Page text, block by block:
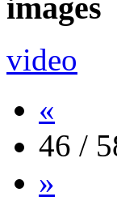
images
video
«
46 /
»